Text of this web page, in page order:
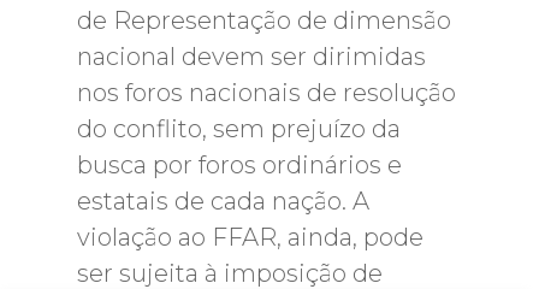
de Representação de dimensão
nacional devem ser dirimidas
nos foros nacionais de resolução
do conflito, sem prejuízo da
busca por foros ordinários e
estatais de cada nação. A
violação ao FFAR, ainda, pode
ser sujeita à imposição de